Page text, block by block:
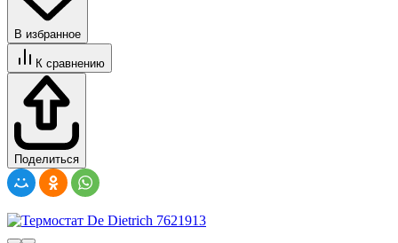
В избранное
К сравнению
Поделиться